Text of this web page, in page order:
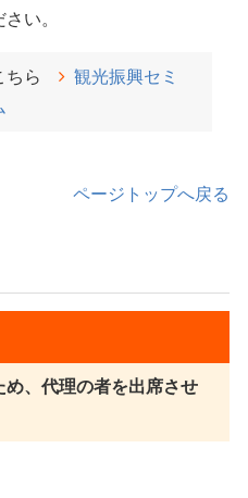
い。
ちら
観光振興セミ
ページトップへ戻る
、代理の者を出席させ